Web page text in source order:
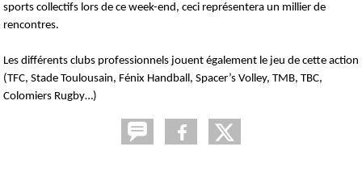
sports collectifs lors de ce week-end, ceci représentera un millier de
rencontres.
Les différents clubs professionnels jouent également le jeu de cette action
(TFC, Stade Toulousain, Fénix Handball, Spacer’s Volley, TMB, TBC,
Colomiers Rugby…)